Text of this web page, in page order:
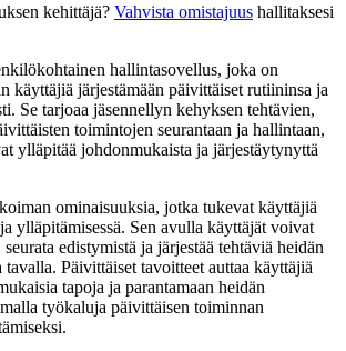
kehittäjä? Vahvista omistajuus hallitaksesi
hallintasovellus, joka on
käyttäjiä järjestämään päivittäiset rutiininsa ja
Se tarjoaa jäsennellyn kehyksen tehtävien,
toimintojen seurantaan ja hallintaan,
ylläpitää johdonmukaista ja järjestäytynyttä
ominaisuuksia, jotka tukevat käyttäjiä
ylläpitämisessä. Sen avulla käyttäjät voivat
edistymistä ja järjestää tehtäviä heidän
Päivittäiset tavoitteet auttaa käyttäjiä
​​tapoja ja parantamaan heidän
työkaluja päivittäisen toiminnan